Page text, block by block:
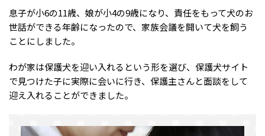
息子が小6の11歳、娘が小4の9歳になり、責任をもって犬のお
世話ができる年齢になったので、家族会議を開いて犬を飼う
ことにしました。
わが家は保護犬を迎い入れるという形を選び、保護犬サイト
で見つけた子に実際に会いに行き、保護主さんと面談をして
迎え入れることができました。